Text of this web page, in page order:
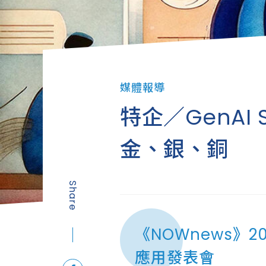
Share
媒體報導
特企／GenAI
金、銀、銅
《NOWnews》
應用發表會